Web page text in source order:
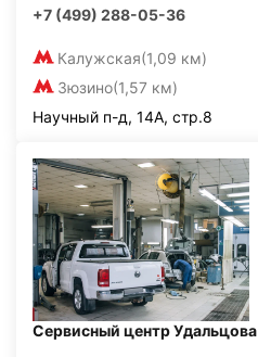
+7 (499) 288-05-36
Калужская(1,09 км)
Зюзино(1,57 км)
Научный п-д, 14А, стр.8
Сервисный центр Удальцова